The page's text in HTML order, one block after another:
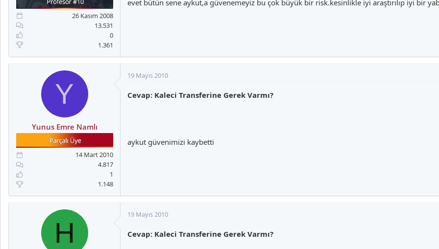
26 Kasım 2008
13.531
0
1.361
evet bütün sene aykut,a güvenemeyiz bu çok büyük bir risk.kesinlikle iyi araştırılıp iyi bir
Y
Yunus Emre Namlı
14 Mart 2010
4.817
1
1.148
19 Mayıs 2010
Cevap: Kaleci Transferine Gerek Varmı?
aykut güvenimizi kaybetti
H
19 Mayıs 2010
Cevap: Kaleci Transferine Gerek Varmı?